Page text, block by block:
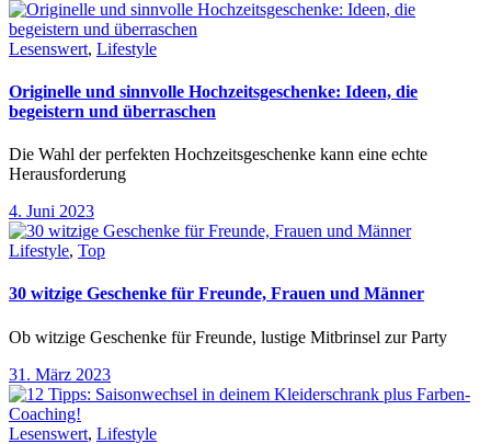
Lesenswert, Lifestyle
Originelle und sinnvolle Hochzeitsgeschenke: Ideen, die
begeistern und überraschen
Die Wahl der perfekten Hochzeitsgeschenke kann eine echte
Herausforderung
4. Juni 2023
Lifestyle, Top
30 witzige Geschenke für Freunde, Frauen und Männer
Ob witzige Geschenke für Freunde, lustige Mitbrinsel zur Party
31. März 2023
Lesenswert, Lifestyle